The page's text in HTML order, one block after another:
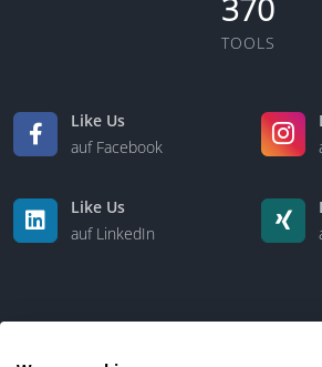
TOOLS
Like Us
auf Facebook
Like Us
auf LinkedIn